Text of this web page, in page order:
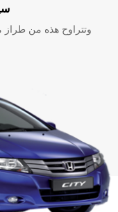
وتتراوح هذه من طراز